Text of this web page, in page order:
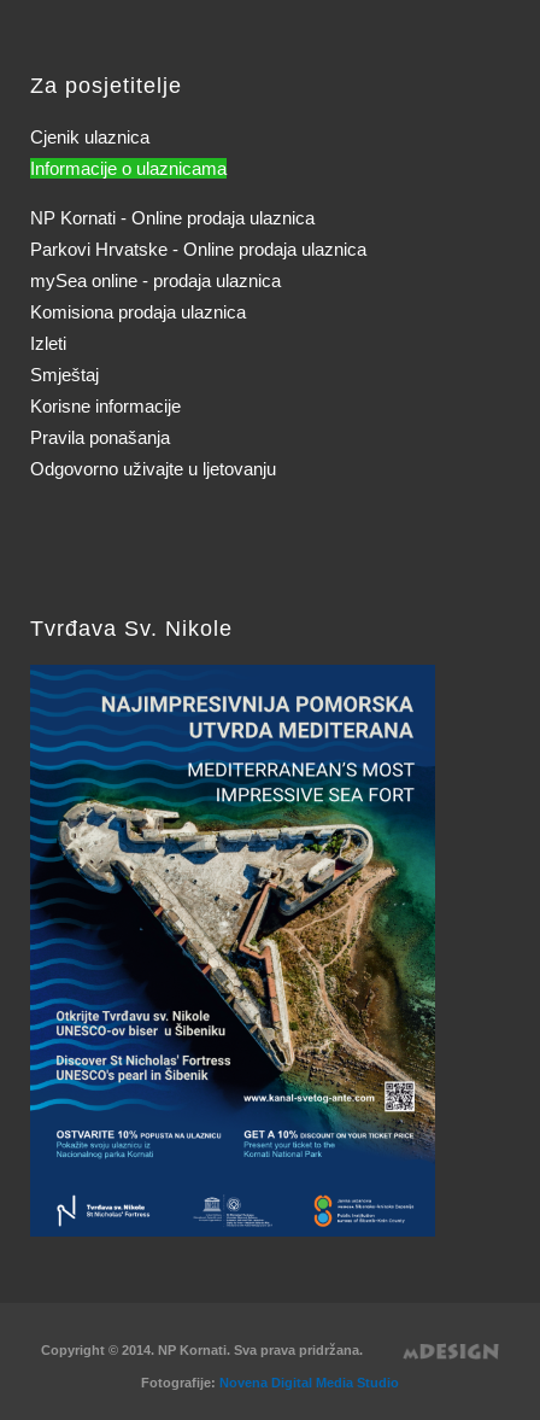
Za posjetitelje
Cjenik ulaznica
Informacije o ulaznicama
NP Kornati - Online prodaja ulaznica
Parkovi Hrvatske - Online prodaja ulaznica
mySea online - prodaja ulaznica
Komisiona prodaja ulaznica
Izleti
Smještaj
Korisne informacije
Pravila ponašanja
Odgovorno uživajte u ljetovanju
Tvrđava Sv. Nikole
Copyright © 2014. NP Kornati. Sva prava pridržana.
Fotografije: Novena Digital Media Studio